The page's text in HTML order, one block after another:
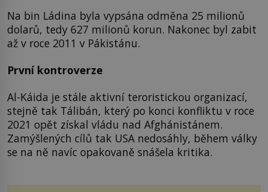
Na bin Ládina byla vypsána odměna 25 milionů
dolarů, tedy 627 milionů korun. Nakonec byl zabit
až v roce 2011 v Pákistánu.
První kontroverze
Al-Káida je stále aktivní teroristickou organizací,
stejně tak Tálibán, který po konci konfliktu v roce
2021 opět získal vládu nad Afghánistánem.
Zamýšlených cílů tak USA nedosáhly, během války
se na ně navíc opakovaně snášela kritika.